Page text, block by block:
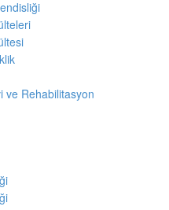
ve Rehabilitasyon